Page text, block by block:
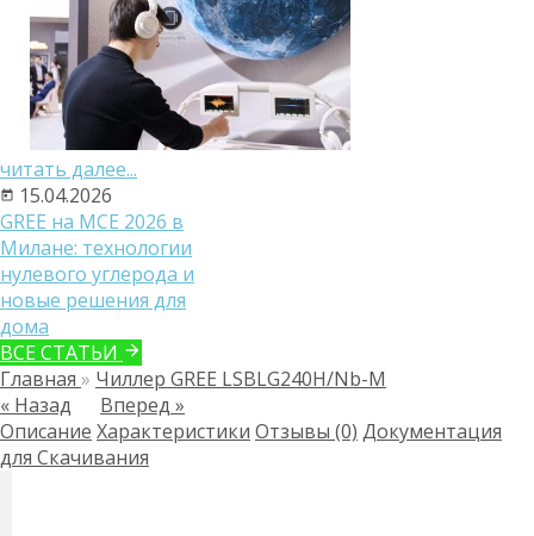
читать далее...
15.04.2026
GREE на MCE 2026 в
Милане: технологии
нулевого углерода и
новые решения для
дома
ВСЕ СТАТЬИ
Главная » Чиллер GREE LSBLG240H/Nb-M
« Назад
Вперед »
Описание Характеристики Отзывы (0) Документация
для Скачивания